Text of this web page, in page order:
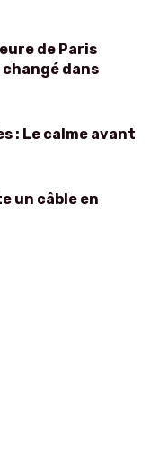
de Paris
dans
: Le calme avant
un câble en